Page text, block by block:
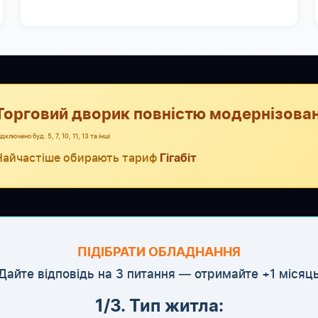
дворик повністю
буд. 5, 7, 10, 11, 13 та інші
обирають тариф Гігабіт
ПІДІБРАТИ ОБЛАДНАННЯ
відповідь на 3 питання — отримайте +1
1/3. Тип житла: